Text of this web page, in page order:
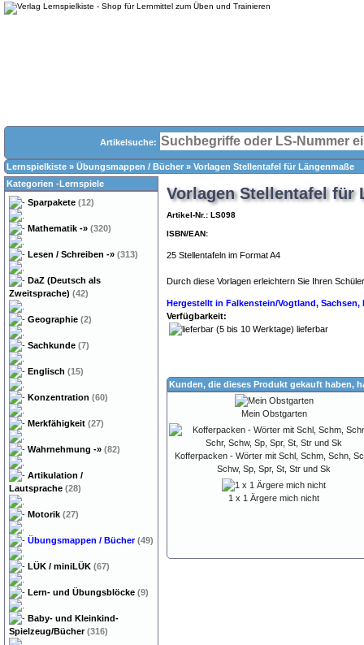
Artikelsuche:
Lernspielkiste » Übungsmappen / Bücher » Vorlagen Stellentafel für Längenmaße
Vorlagen Stellentafel für
Artikel-Nr.: LS098
ISBN/EAN:
25 Stellentafeln im Format A4
Durch diese Vorlagen erleichtern Sie Ihren
Hergestellt in Falkenstein/Vogtland, Sachsen,
Verfügbarkeit:
lieferbar
Kunden, die dieses Produkt gekauft haben,
Mein Obstgarten
Kofferpacken - Wörter mit Schl, Schm, Schn,
Schw, Sp, Spr, St, Str und Sk
1 x 1 Ärgere mich nicht
Kategorien -Lernspiele
Sparpakete (12)
Mathematik -» (320)
Lesen / Schreiben -» (313)
DaZ (Deutsch als
Zweitsprache) (42)
Geographie (2)
Sachkunde (7)
Englisch (15)
Konzentration (60)
Merkfähigkeit (27)
Wahrnehmung -» (82)
Artikulation /
Lautsprache (28)
Motorik (27)
Übungsmappen / Bücher (49)
LÜK / miniLÜK (67)
Lern- und Übungsblöcke (9)
Baby- und Kleinkind-
Spielzeug/Bücher(316)